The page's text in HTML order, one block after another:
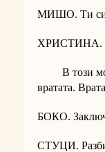
МИШО. Ти си
ХРИСТИНА.
В този
вратата.
БОКО.
СТУЦИ.